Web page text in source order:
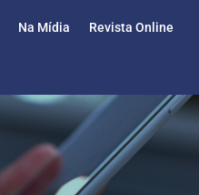
Na Mídia Revista Online